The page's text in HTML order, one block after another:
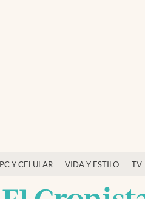
PC Y CELULAR VIDA Y ESTILO TV